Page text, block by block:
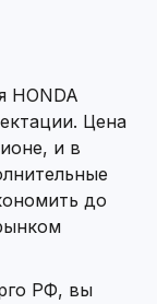
HONDA
Цена
и в
до
РФ, вы